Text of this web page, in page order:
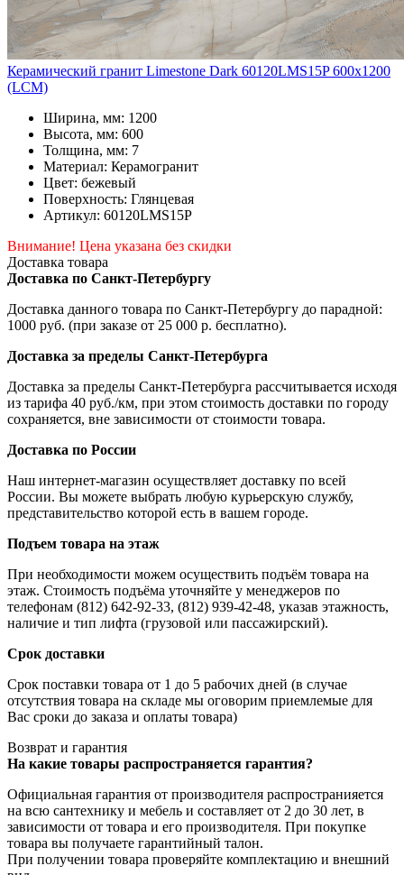
Керамический гранит Limestone Dark 60120LMS15P 600x1200
(LCM)
Ширина, мм: 1200
Высота, мм: 600
Толщина, мм: 7
Материал: Керамогранит
Цвет: бежевый
Поверхность: Глянцевая
Артикул: 60120LMS15P
Внимание! Цена указана без скидки
Доставка товара
Доставка по Санкт-Петербургу
Доставка данного товара по Санкт-Петербургу до парадной:
1000 руб. (при заказе от 25 000 р. бесплатно).
Доставка за пределы Санкт-Петербурга
Доставка за пределы Санкт-Петербурга рассчитывается исходя
из тарифа 40 руб./км, при этом стоимость доставки по городу
сохраняется, вне зависимости от стоимости товара.
Доставка по России
Наш интернет-магазин осуществляет доставку по всей
России. Вы можете выбрать любую курьерскую службу,
представительство которой есть в вашем городе.
Подъем товара на этаж
При необходимости можем осуществить подъём товара на
этаж. Стоимость подъёма уточняйте у менеджеров по
телефонам (812) 642-92-33, (812) 939-42-48, указав этажность,
наличие и тип лифта (грузовой или пассажирский).
Срок доставки
Срок поставки товара от 1 до 5 рабочих дней (в случае
отсутствия товара на складе мы оговорим приемлемые для
Вас сроки до заказа и оплаты товара)
Возврат и гарантия
На какие товары распространяется гарантия?
Официальная гарантия от производителя распространияется
на всю сантехнику и мебель и составляет от 2 до 30 лет, в
зависимости от товара и его производителя. При покупке
товара вы получаете гарантийный талон.
При получении товара проверяйте комплектацию и внешний